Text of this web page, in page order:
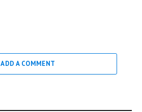
ADD A COMMENT